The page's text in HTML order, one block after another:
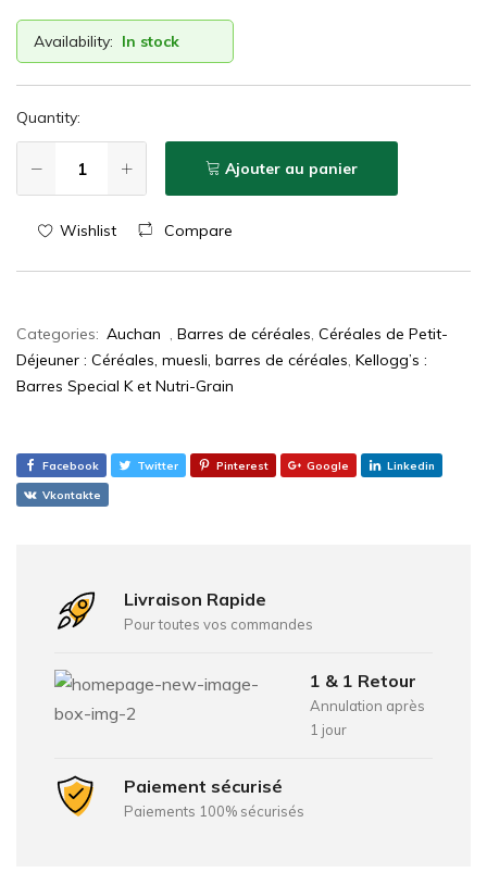
Availability: In stock
Quantity:
Ajouter au panier
Wishlist Compare
Categories: Auchan , Barres de céréales, Céréales de Petit-
Déjeuner : Céréales, muesli, barres de céréales, Kellogg’s :
Barres Special K et Nutri-Grain
Facebook Twitter Pinterest Google Linkedin
Vkontakte
Livraison Rapide
Pour toutes vos commandes
1 & 1 Retour
Annulation après
1 jour
Paiement sécurisé
Paiements 100% sécurisés